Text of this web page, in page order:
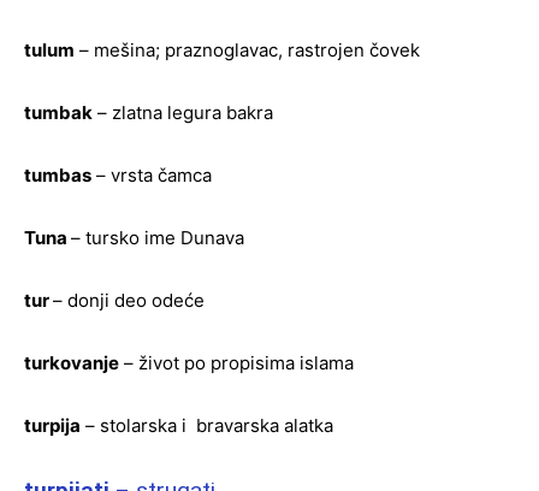
tulum – mešina; praznoglavac, rastrojen čovek
tumbak – zlatna legura bakra
tumbas – vrsta čamca
Tuna – tursko ime Dunava
tur– donji deo odeće
turkovanje – život po propisima islama
turpija – stolarska i bravarska alatka